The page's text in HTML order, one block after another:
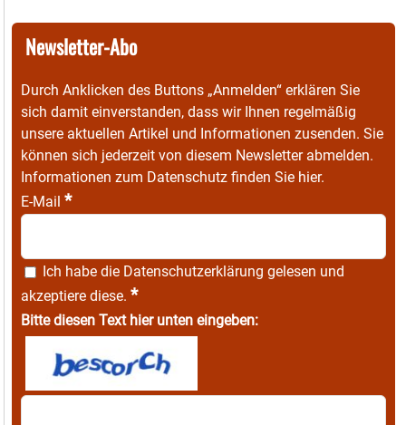
Newsletter-Abo
Durch Anklicken des Buttons „Anmelden“ erklären Sie
sich damit einverstanden, dass wir Ihnen regelmäßig
unsere aktuellen Artikel und Informationen zusenden. Sie
können sich jederzeit von diesem Newsletter abmelden.
Informationen zum Datenschutz finden Sie hier.
E-Mail *
Ich habe die Datenschutzerklärung gelesen und
akzeptiere diese. *
Bitte diesen Text hier unten eingeben: